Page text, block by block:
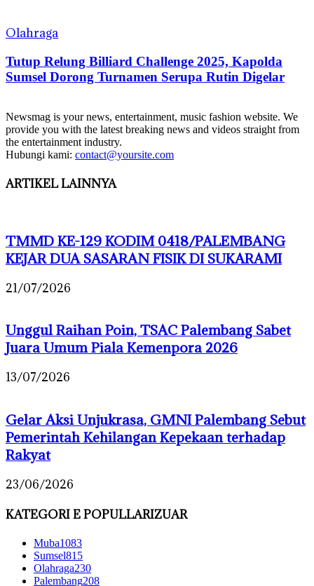
Olahraga
Tutup Relung Billiard Challenge 2025, Kapolda
Sumsel Dorong Turnamen Serupa Rutin Digelar
Newsmag is your news, entertainment, music fashion website. We
provide you with the latest breaking news and videos straight from
the entertainment industry.
Hubungi kami: contact@yoursite.com
ARTIKEL LAINNYA
TMMD KE-129 KODIM 0418/PALEMBANG
KEJAR DUA SASARAN FISIK DI SUKARAMI
21/07/2026
Unggul Raihan Poin, TSAC Palembang Sabet
Juara Umum Piala Kemenpora 2026
13/07/2026
Gelar Aksi Unjukrasa, GMNI Palembang Sebut
Pemerintah Kehilangan Kepekaan terhadap
Rakyat
23/06/2026
KATEGORI E POPULLARIZUAR
Muba1083
Sumsel815
Olahraga230
Palembang208